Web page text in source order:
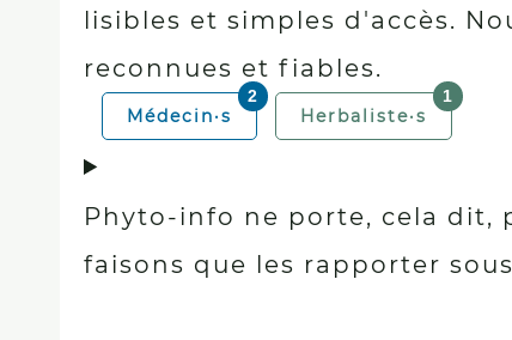
lisibles et simples d'accès.
reconnues et fiables.
Médecin·s
2
Herbaliste·s
1
Phyto-info ne porte, cela dit,
faisons que les rapporter